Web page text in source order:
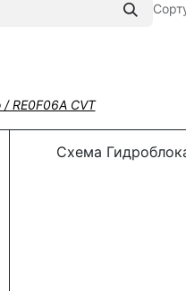
RE0F06A CVT
Схема